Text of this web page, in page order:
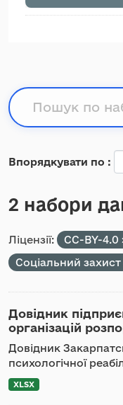
Впорядкувати по
2 набори
Ліцензії: CC-BY-4.0
Соціальний захист
Довідник
організацій
Довідник
психологічної
XLSX